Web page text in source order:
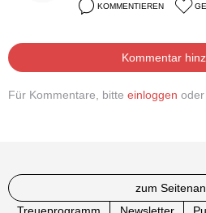
KOMMENTIEREN
Kommentar
Für Kommentare, bitte einloggen oder
zum